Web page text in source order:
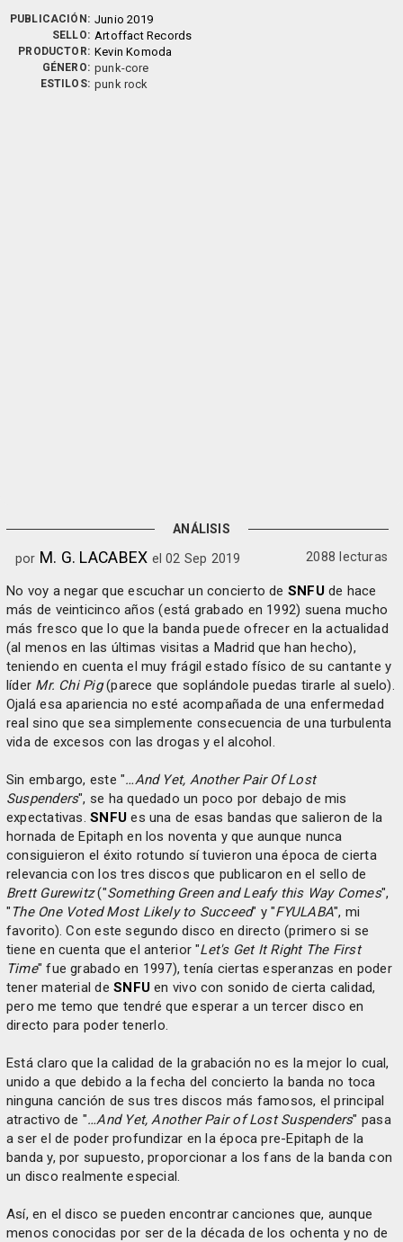
PUBLICACIÓN: Junio 2019
SELLO: Artoffact Records
PRODUCTOR: Kevin Komoda
GÉNERO: punk-core
ESTILOS: punk rock
ANÁLISIS
por M. G. LACABEX el 02 Sep 2019 2088 lecturas
No voy a negar que escuchar un concierto de SNFUde hace
más de veinticinco años (está grabado en 1992) suena mucho
más fresco que lo que la banda puede ofrecer en la actualidad
(al menos en las últimas visitas a Madrid que han hecho),
teniendo en cuenta el muy frágil estado físico de su cantante y
líder Mr. Chi Pig(parece que soplándole puedas tirarle al suelo).
Ojalá esa apariencia no esté acompañada de una enfermedad
real sino que sea simplemente consecuencia de una turbulenta
vida de excesos con las drogas y el alcohol.
Sin embargo, este "…And Yet, Another Pair Of Lost
Suspenders", se ha quedado un poco por debajo de mis
expectativas.SNFU es una de esas bandas que salieron de la
hornada de Epitaph en los noventa y que aunque nunca
consiguieron el éxito rotundo sí tuvieron una época de cierta
relevancia con los tres discos que publicaron en el sello de
Brett Gurewitz("Something Green and Leafy this Way Comes",
" The One Voted Most Likely to Succeed" y "FYULABA", mi
favorito). Con este segundo disco en directo (primero si se
tiene en cuenta que el anterior "Let's Get It Right The First
Time" fue grabado en 1997), tenía ciertas esperanzas en poder
tener material deSNFUen vivo con sonido de cierta calidad,
pero me temo que tendré que esperar a un tercer disco en
directo para poder tenerlo.
Está claro que la calidad de la grabación no es la mejor lo cual,
unido a que debido a la fecha del concierto la banda no toca
ninguna canción de sus tres discos más famosos, el principal
atractivo de "…And Yet, Another Pair of Lost Suspenders" pasa
a ser el de poder profundizar en la época pre-Epitaph de la
banda y, por supuesto, proporcionar a los fans de la banda con
un disco realmente especial.
Así, en el disco se pueden encontrar canciones que, aunque
menos conocidas por ser de la década de los ochenta y no de